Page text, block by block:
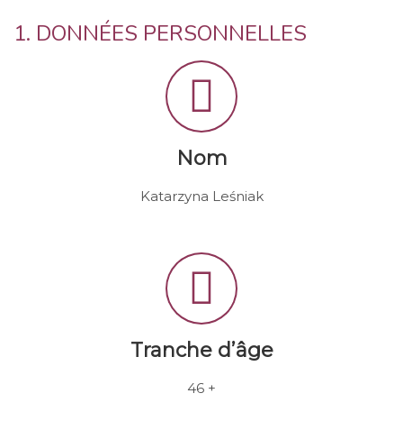
1. DONNÉES PERSONNELLES
Nom
Katarzyna Leśniak
Tranche d’âge
46 +